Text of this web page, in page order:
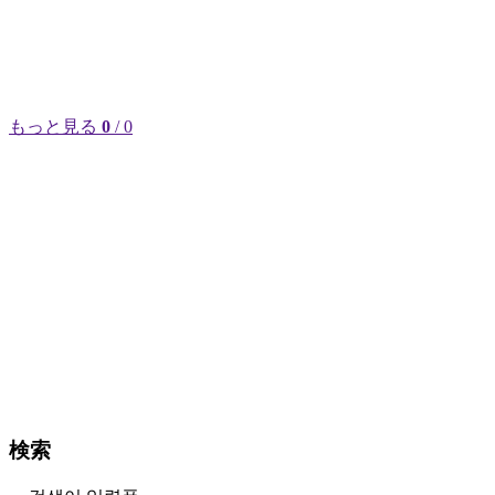
もっと見る 0 / 0
検索